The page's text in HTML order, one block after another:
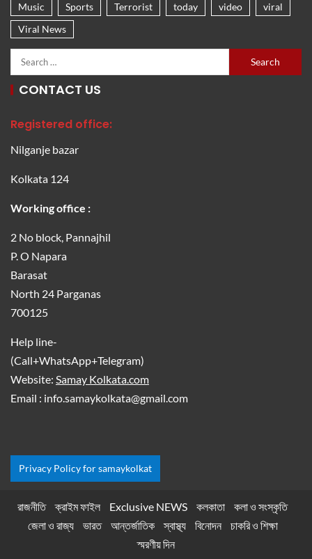
Music
Sports Terrorist today video
viral
Viral News
CONTACT US
Registered office:
Nilganje bazar
Kolkata 124
Working office :
2 No block, Pannajhil
P. O Napara
Barasat
North 24 Parganas
700125
Help line-
(Call+WhatsApp+Telegram)
Website: Samay Kolkata.com
Email : info.samaykolkata@gmail.com
Privacy Policy for samaykolkat
রাজনীতি ক্রাইম ফাইল Exclusive NEWS কলকাতা
কলা ও সংস্কৃতি
জেলা ও রাজ্য
ভারত আন্তর্জাতিক স্বাস্থ্য বিনোদন
চাকরি ও শিক্ষা
স্মরণীয় দিন